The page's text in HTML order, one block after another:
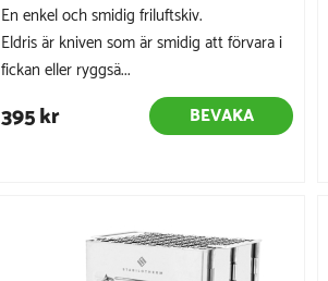
En enkel och smidig friluftskiv.
Eldris är kniven som är smidig att förvara i
fickan eller ryggsä...
395 kr BEVAKA